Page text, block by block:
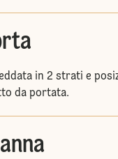
in 2 strati e
da portata.